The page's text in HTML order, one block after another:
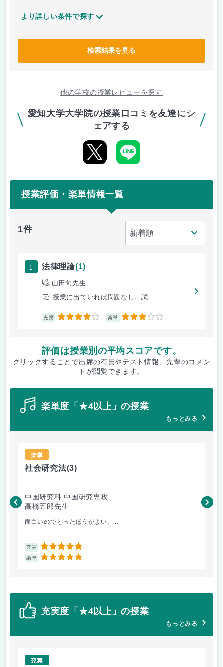
より詳しい条件で探す
検索結果を見る
他の学校の授業レビューを探す
愛知大学大学院の授業口コミを友達にシ
ェアする
授業評価・楽単情報一覧
1件
1 法律理論(1)
山田旬先生
授業に出ていれば問題なし。試...
充実 4 楽単 3
評価は授業別の平均スコアです。
クリックすることで出席の有無やテスト情報、先輩のコメン
トが閲覧できます。
楽単度「★4以上」の授業
もっとみる
楽単
社会研究法(3)
中国研究科 中国研究専攻
高橋五郎先生
面白いのでとったほうがよい。...
充実 5
楽単 5
木
充実度「★4以上」の授業
もっとみる
充実